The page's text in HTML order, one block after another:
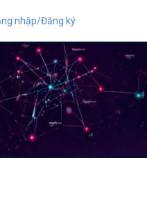
nhập/Đăng ký